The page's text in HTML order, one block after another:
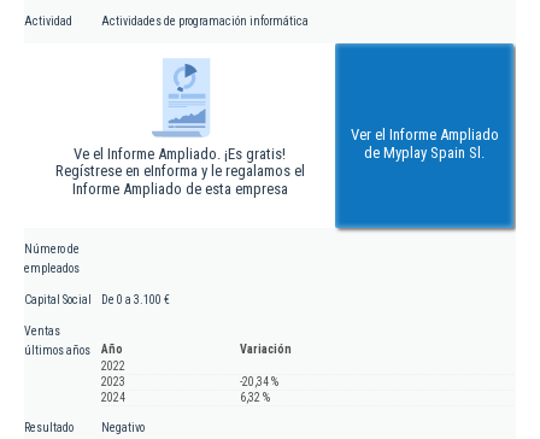
Actividad Actividades de programación informática
Ve el Informe Ampliado. ¡Es gratis!
Regístrese en eInforma y le regalamos el
Informe Ampliado de esta empresa
Ver el Informe Ampliado
de Myplay Spain Sl.
Número de
empleados
Capital Social De 0 a 3.100 €
Ventas
últimos años
Año
Variación
2022
2023
-20,34 %
2024
6,32 %
Resultado
Negativo